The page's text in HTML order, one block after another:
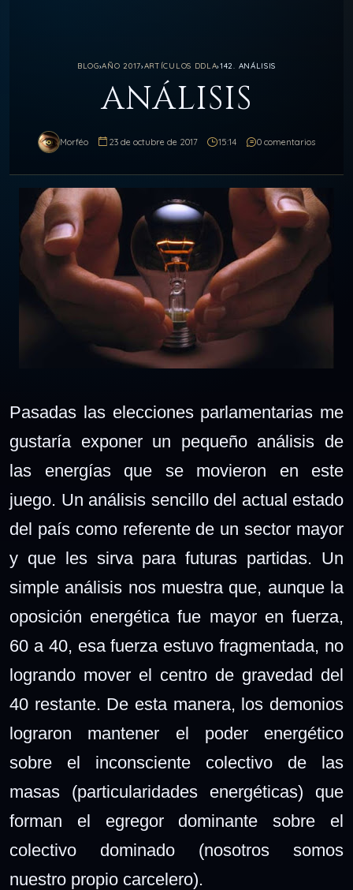
BLOG›AÑO 2017›ARTÍCULOS DDLA›142. ANÁLISIS
ANÁLISIS
Morféo 23 de octubre de 2017 15:14 0 comentarios
Pasadas las elecciones parlamentarias me
gustaría exponer un pequeño análisis de
las energías que se movieron en este
juego. Un análisis sencillo del actual estado
del país como referente de un sector mayor
y que les sirva para futuras partidas. Un
simple análisis nos muestra que, aunque la
oposición energética fue mayor en fuerza,
60 a 40, esa fuerza estuvo fragmentada, no
logrando mover el centro de gravedad del
40 restante. De esta manera, los demonios
lograron mantener el poder energético
sobre el inconsciente colectivo de las
masas (particularidades energéticas) que
forman el egregor dominante sobre el
colectivo dominado (nosotros somos
nuestro propio carcelero).